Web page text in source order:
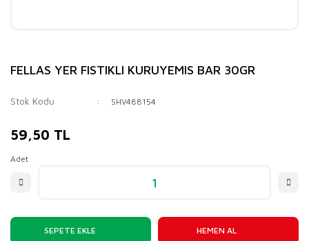
FELLAS YER FISTIKLI KURUYEMIS BAR 30GR
Stok Kodu SHV488154
59,50 TL
Adet
SEPETE EKLE HEMEN AL